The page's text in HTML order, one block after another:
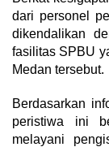
dari personel
dikendalikan
fasilitas SPBU
Medan tersebut.
​Berdasarkan
peristiwa ini
melayani